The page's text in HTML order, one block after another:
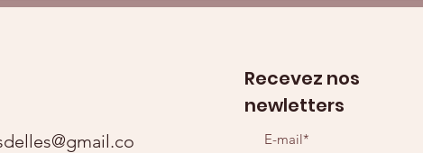
Recevez nos
newletters